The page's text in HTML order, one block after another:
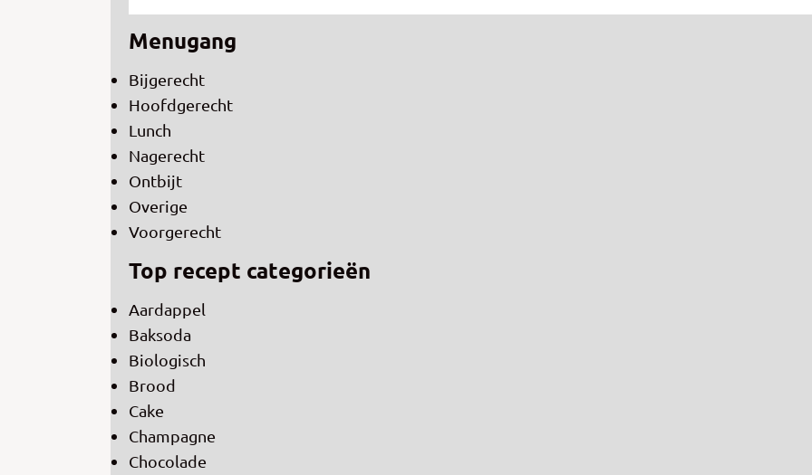
Menugang
Bijgerecht
Hoofdgerecht
Lunch
Nagerecht
Ontbijt
Overige
Voorgerecht
Top recept categorieën
Aardappel
Baksoda
Biologisch
Brood
Cake
Champagne
Chocolade